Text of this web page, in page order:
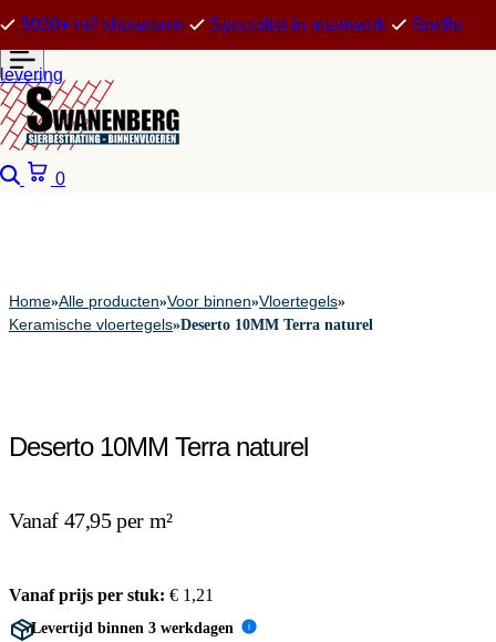
5000+ m2 showroom Specialist in maatwerk Snelle
levering
Zoeken
0
Home»Alle producten»Voor binnen»Vloertegels»
Keramische vloertegels»Deserto 10MM Terra naturel
Deserto 10MM Terra naturel
Vanaf 47,95 per m²
Vanaf prijs per stuk: € 1,21
Levertijd binnen 3 werkdagen i